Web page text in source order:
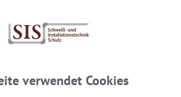
verwendet Cookies